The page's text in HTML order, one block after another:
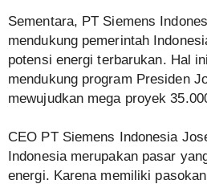
Sementara, PT Siemens
mendukung pemerintah
potensi energi terbarukan. Hal
mendukung program Presiden
mewujudkan mega proyek
CEO PT Siemens Indonesia
Indonesia merupakan pasar
energi. Karena memiliki